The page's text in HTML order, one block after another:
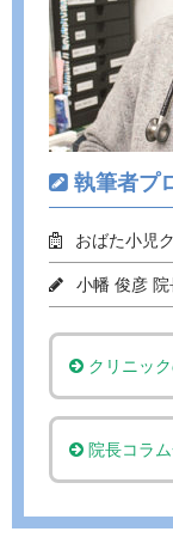
執筆者プ
おばた小児
小幡 俊彦
クリニッ
院長コラ